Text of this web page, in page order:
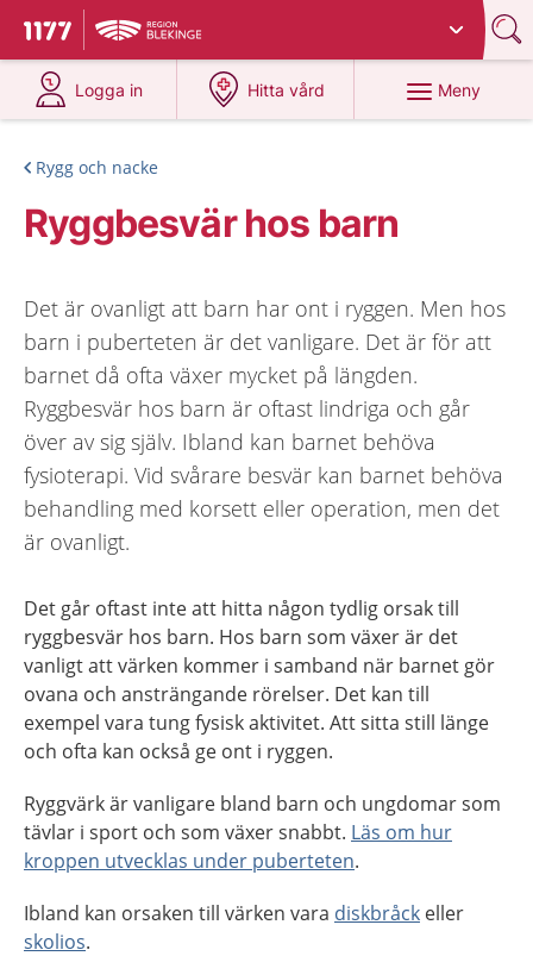
Till startsidan för 1177
Du har valt region
Logga in
på 1177.se
Hitta vård
på 1177.se
Meny
Rygg och nacke
Ryggbesvär hos barn
Det är ovanligt att barn har ont i ryggen. Men hos
barn i puberteten är det vanligare. Det är för att
barnet då ofta växer mycket på längden.
Ryggbesvär hos barn är oftast lindriga och går
över av sig själv. Ibland kan barnet behöva
fysioterapi. Vid svårare besvär kan barnet behöva
behandling med korsett eller operation, men det
är ovanligt.
Det går oftast inte att hitta någon tydlig orsak till
ryggbesvär hos barn. Hos barn som växer är det
vanligt att värken kommer i samband när barnet gör
ovana och ansträngande rörelser. Det kan till
exempel vara tung fysisk aktivitet. Att sitta still länge
och ofta kan också ge ont i ryggen.
Ryggvärk är vanligare bland barn och ungdomar som
tävlar i sport och som växer snabbt. Läs om hur
kroppen utvecklas under puberteten.
Ibland kan orsaken till värken vara diskbråck eller
skolios.